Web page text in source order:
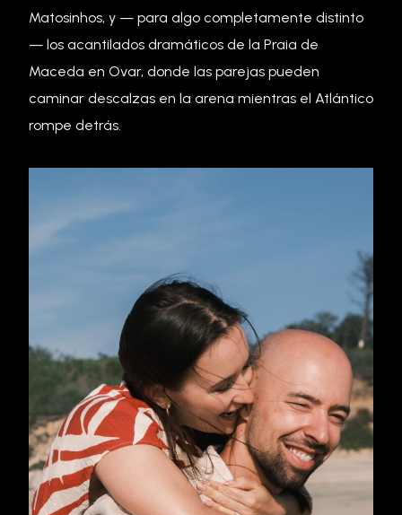
Matosinhos, y — para algo completamente distinto
— los acantilados dramáticos de la Praia de
Maceda en Ovar, donde las parejas pueden
caminar descalzas en la arena mientras el Atlántico
rompe detrás.